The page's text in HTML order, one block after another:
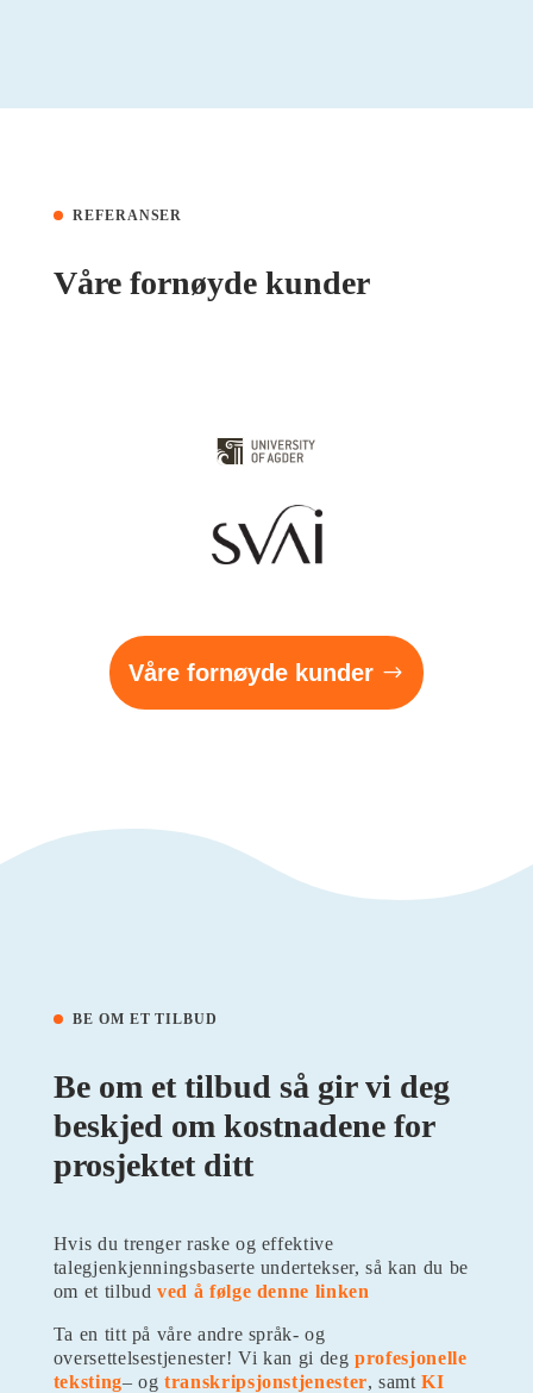
REFERANSER
Våre fornøyde kunder
Våre fornøyde kunder
BE OM ET TILBUD
Be om et tilbud så gir vi deg
beskjed om kostnadene for
prosjektet ditt
Hvis du trenger raske og effektive
talegjenkjenningsbaserte undertekser, så kan du be
om et tilbudved å følge denne linken
Ta en titt på våre andre språk- og
oversettelsestjenester! Vi kan gi degprofesjonelle
teksting– ogtranskripsjonstjenester, samtKI